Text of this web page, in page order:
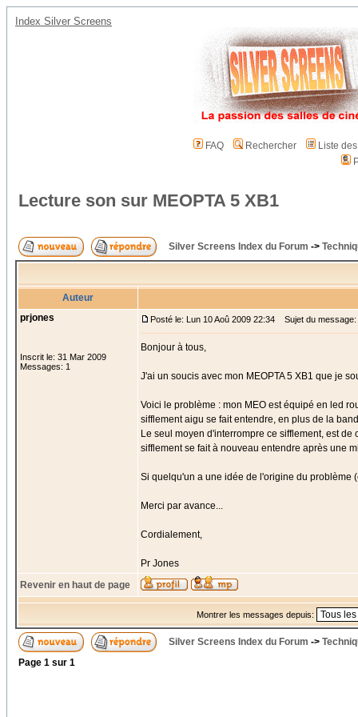
Index Silver Screens
FAQ Rechercher
Liste
Lecture son sur MEOPTA 5 XB1
Silver Screens Index du Forum ->
Auteur
prjones
Inscrit le: 31 Mar 2009
Messages: 1
Posté le: Lun 10 Aoû 2009 22:34 Sujet du message:
Bonjour à tous,
J'ai un soucis avec mon MEOPTA 5 XB1 que je
Voici le problème : mon MEO est équipé en led
sifflement aigu se fait entendre, en plus de la
Le seul moyen d'interrompre ce sifflement, est
sifflement se fait à nouveau entendre après une
Si quelqu'un a une idée de l'origine du problème
Merci par avance...
Cordialement,
Pr Jones
Revenir en haut de page
Montrer les messages depuis:
Silver Screens Index du Forum ->
Page 1 sur 1